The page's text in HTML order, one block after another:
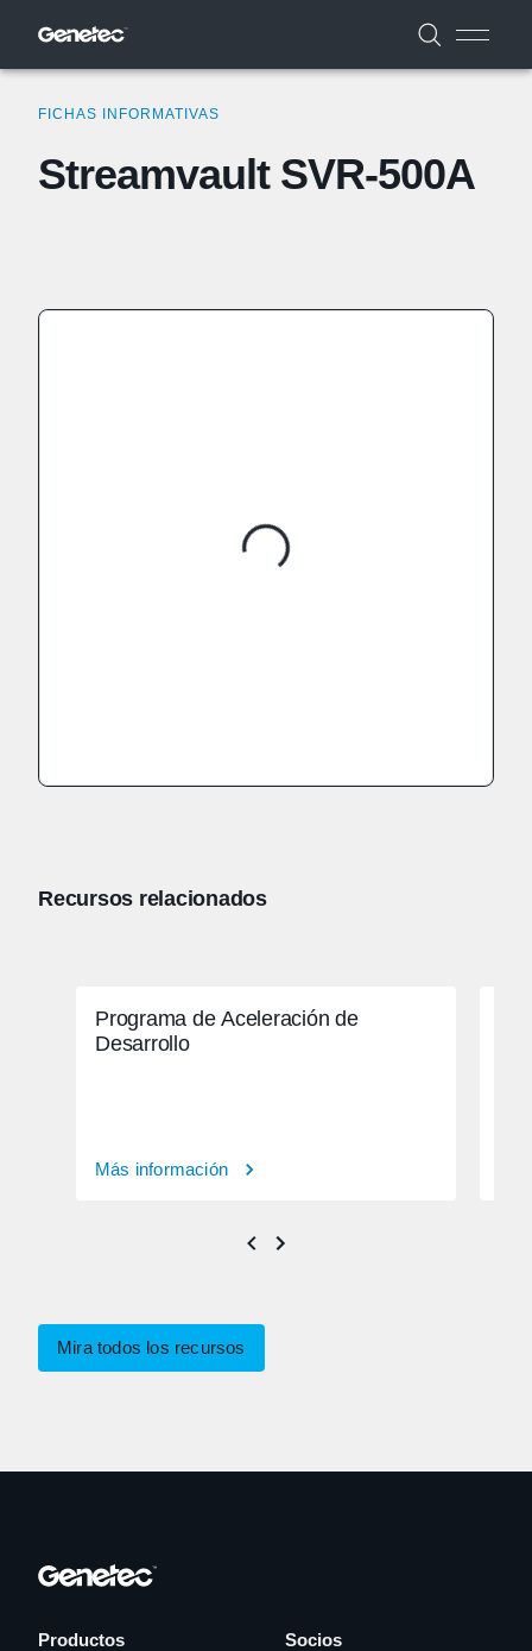
FICHAS INFORMATIVAS
Streamvault SVR-500A
Recursos relacionados
Programa de Aceleración de
Desarrollo
Más información
Mira todos los recursos
Productos Socios